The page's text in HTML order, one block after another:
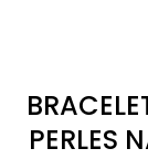
PERLES